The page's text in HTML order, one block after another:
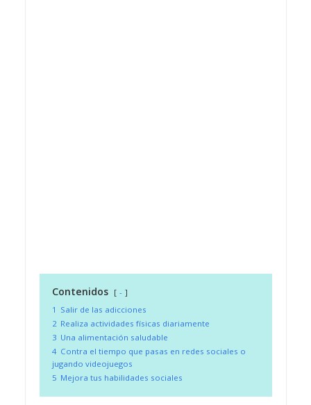
Contenidos
-
1 Salir de las adicciones
2 Realiza actividades físicas diariamente
3 Una alimentación saludable
4 Contra el tiempo que pasas en redes sociales o
jugando videojuegos
5 Mejora tus habilidades sociales